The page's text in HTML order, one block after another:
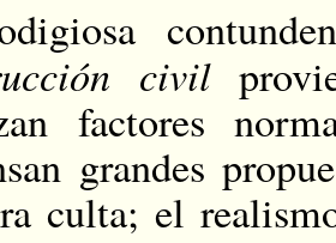
civil
factores
grandes
culta; el